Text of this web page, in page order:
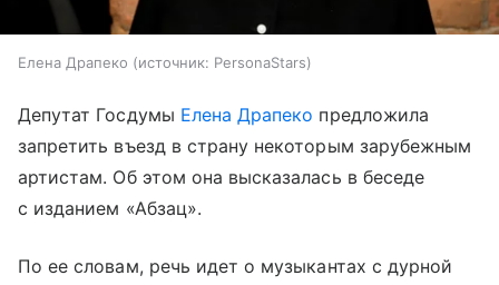
Елена Драпеко источник: PersonaStars
Депутат Госдумы Елена Драпеко предложила
запретить въезд в страну некоторым зарубежным
артистам. Об этом она высказалась в беседе
с изданием «Абзац».
По ее словам, речь идет о музыкантах с дурной